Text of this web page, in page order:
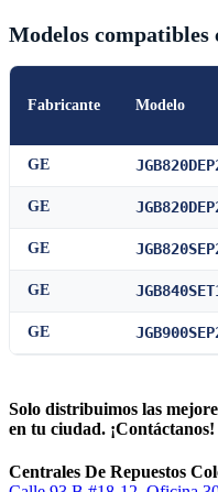
Modelos compatibles
Fabricante Modelo
GE
GE
GE
GE
GE
Solo distribuimos las
en tu ciudad. ¡Contáctanos!
Centrales De Repuestos